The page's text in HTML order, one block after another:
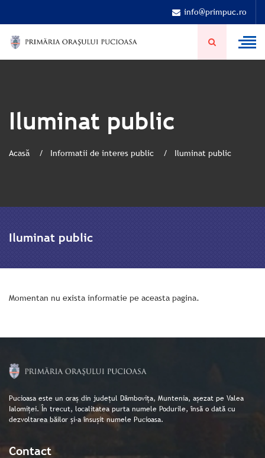
info@primpuc.ro
Iluminat public
Acasă Informatii de interes public Iluminat public
Iluminat public
Momentan nu exista informatie pe aceasta pagina.
Pucioasa este un oraș din județul Dâmbovița, Muntenia, așezat pe Valea
Ialomiței. În trecut, localitatea purta numele Podurile, însă o dată cu
dezvoltarea băilor și-a însușit numele Pucioasa.
Contact